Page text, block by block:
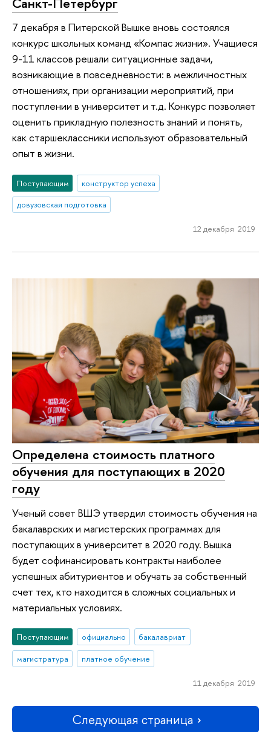
7 декабря в Питерской Вышке вновь состоялся
конкурс школьных команд «Компас жизни». Учащиеся
9-11 классов решали ситуационные задачи,
возникающие в повседневности: в межличностных
отношениях, при организации мероприятий, при
поступлении в университет и т.д. Конкурс позволяет
оценить прикладную полезность знаний и понять,
как старшеклассники используют образовательный
опыт в жизни.
Поступающим
конструктор успеха
довузовская подготовка
12 декабря 2019
Определена стоимость платного
обучения для поступающих в 2020
году
Ученый совет ВШЭ утвердил стоимость обучения на
бакалаврских и магистерских программах для
поступающих в университет в 2020 году. Вышка
будет софинансировать контракты наиболее
успешных абитуриентов и обучать за собственный
счет тех, кто находится в сложных социальных и
материальных условиях.
Поступающим официально
бакалавриат
магистратура
платное обучение
11 декабря 2019
Следующая страница